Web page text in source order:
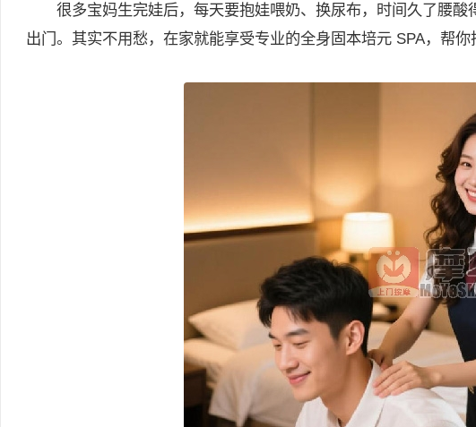
很多宝妈生完娃后，每天要抱娃喂奶、换尿布，时间久了腰酸
出门。其实不用愁，在家就能享受专业的全身固本培元 SPA，帮你